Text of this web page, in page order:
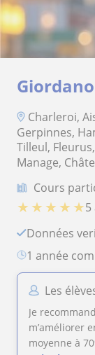
Giordano
Charleroi,
Gerpinnes,
Tilleul,
Manage,
Cours
★ ★ ★ ★ ★5
Données
1 année
Les
Je
m’améliorer
moyenne à